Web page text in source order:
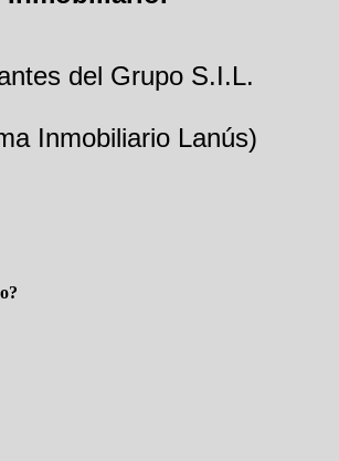
del Grupo S.I.L.
Inmobiliario Lanús)